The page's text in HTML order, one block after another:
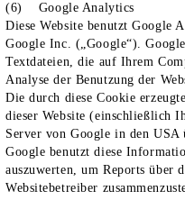
(6) Google Analytics
Diese Website benutzt Google
Google Inc. („Google“).
Textdateien, die auf Ihrem
Analyse der Benutzung der
Die durch diese Cookie
dieser Website (einschließlich
Server von Google in den USA
Google benutzt diese
auszuwerten, um Reports über
Websitebetreiber